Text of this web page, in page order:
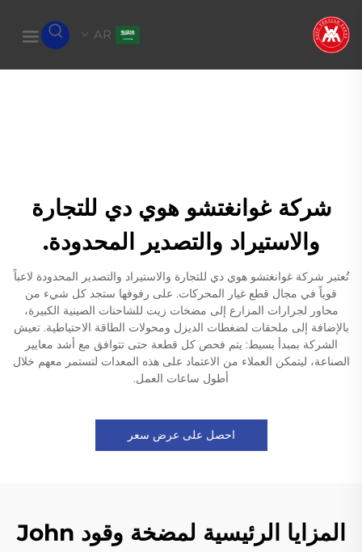
AR
شركة غوانغتشو هوي دي للتجارة
والاستيراد والتصدير المحدودة.
تُعتبر شركة غوانغتشو هوي دي للتجارة والاستيراد والتصدير المحدودة لاعباً
قوياً في مجال قطع غيار المحركات. على رفوفها ستجد كل شيء من
محاور لجرارات المزارع إلى مضخات زيت للشاحنات الصينية الكبيرة،
بالإضافة إلى ملحقات لضغطات الديزل ومحولات الطاقة الاحتياطية. تعيش
الشركة بمبدأ بسيط: يتم فحص كل قطعة حتى تتوافق مع أشد معايير
الصناعة، ليتمكن العملاء من الاعتماد على هذه المعدات لتستمر معهم خلال
أطول ساعات العمل.
احصل على عرض سعر
المزايا الرئيسية لمضخة وقود John